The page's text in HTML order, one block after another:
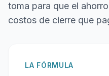
toma para que el
costos de cierre que
LA FÓRMULA